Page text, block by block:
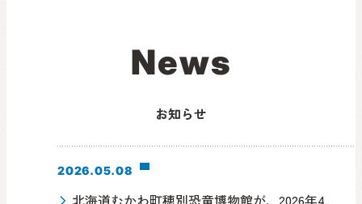
News
お知らせ
2026.05.08
北海道むかわ町穂別恐竜博物館が、2026年4